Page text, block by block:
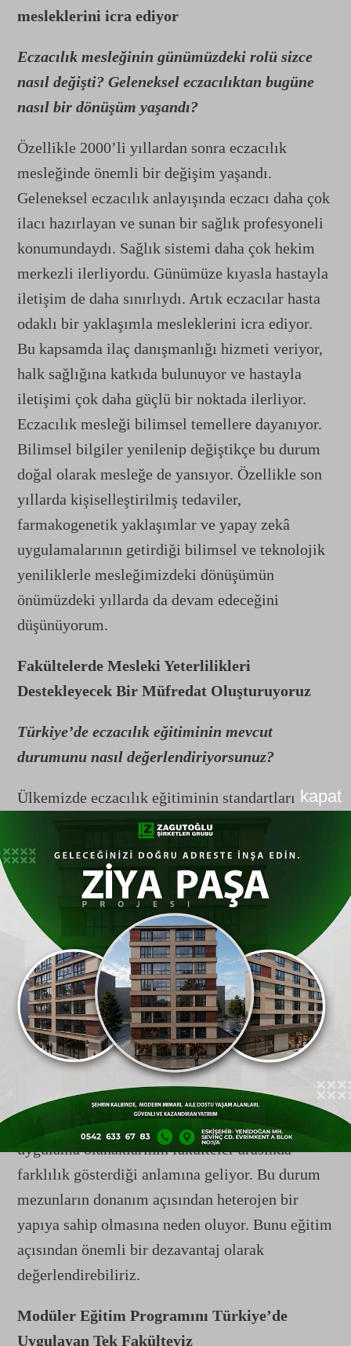
kapat
mesleklerini icra ediyor
Eczacılık mesleğinin günümüzdeki rolü sizce
nasıl değişti? Geleneksel eczacılıktan bugüne
nasıl bir dönüşüm yaşandı?
Özellikle 2000’li yıllardan sonra eczacılık
mesleğinde önemli bir değişim yaşandı.
Geleneksel eczacılık anlayışında eczacı daha çok
ilacı hazırlayan ve sunan bir sağlık profesyoneli
konumundaydı. Sağlık sistemi daha çok hekim
merkezli ilerliyordu. Günümüze kıyasla hastayla
iletişim de daha sınırlıydı. Artık eczacılar hasta
odaklı bir yaklaşımla mesleklerini icra ediyor.
Bu kapsamda ilaç danışmanlığı hizmeti veriyor,
halk sağlığına katkıda bulunuyor ve hastayla
iletişimi çok daha güçlü bir noktada ilerliyor.
Eczacılık mesleği bilimsel temellere dayanıyor.
Bilimsel bilgiler yenilenip değiştikçe bu durum
doğal olarak mesleğe de yansıyor. Özellikle son
yıllarda kişiselleştirilmiş tedaviler,
farmakogenetik yaklaşımlar ve yapay zekâ
uygulamalarının getirdiği bilimsel ve teknolojik
yeniliklerle mesleğimizdeki dönüşümün
önümüzdeki yıllarda da devam edeceğini
düşünüyorum.
Fakültelerde Mesleki Yeterlilikleri
Destekleyecek Bir Müfredat Oluşturuyoruz
Türkiye’de eczacılık eğitiminin mevcut
durumunu nasıl değerlendiriyorsunuz?
Ülkemizde eczacılık eğitiminin standartları
Ulusal Eczacılık Çekirdek Eğitim Programı
tarafından belirlenmiş durumda. Bu program
sayesinde mezunların mesleki yeterlilikleri
tanımlanıyor. Bizler de fakültelerde bu
yeterlilikleri destekleyecek bir müfredat
oluşturuyoruz. Dolayısıyla standartlarımız belli.
Ancak burada önemli bir sorun var. 2000’li
yıllardan sonra ülkemizdeki fakülte sayıları arttı.
Bugün 63 eczacılık fakültesi bulunuyor ve
bunların 54’ü aktif olarak öğrenci alıyor. Ancak
bu 54 fakültenin yalnızca 16’sı akredite durumda.
Bu da temel müfredatın büyük ölçüde benzer
olmasına rağmen altyapı, akademik kadro ve
uygulama olanaklarının fakülteler arasında
farklılık gösterdiği anlamına geliyor. Bu durum
mezunların donanım açısından heterojen bir
yapıya sahip olmasına neden oluyor. Bunu eğitim
açısından önemli bir dezavantaj olarak
değerlendirebiliriz.
Modüler Eğitim Programını Türkiye’de
Uygulayan Tek Fakülteyiz